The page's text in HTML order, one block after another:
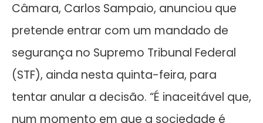
Câmara, Carlos Sampaio, anunciou que
pretende entrar com um mandado de
segurança no Supremo Tribunal Federal
(STF), ainda nesta quinta-feira, para
tentar anular a decisão. “É inaceitável que,
num momento em que a sociedade é